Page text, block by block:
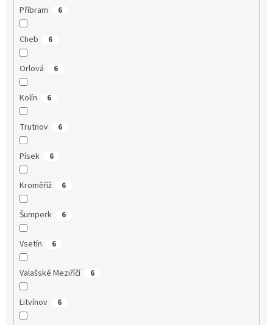
Příbram 6
Cheb 6
Orlová 6
Kolín 6
Trutnov 6
Písek 6
Kroměříž 6
Šumperk 6
Vsetín 6
Valašské Meziříčí 6
Litvínov 6